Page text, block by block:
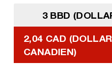
3 BBD
2,04 CAD (DOLLAR
CANADIEN)